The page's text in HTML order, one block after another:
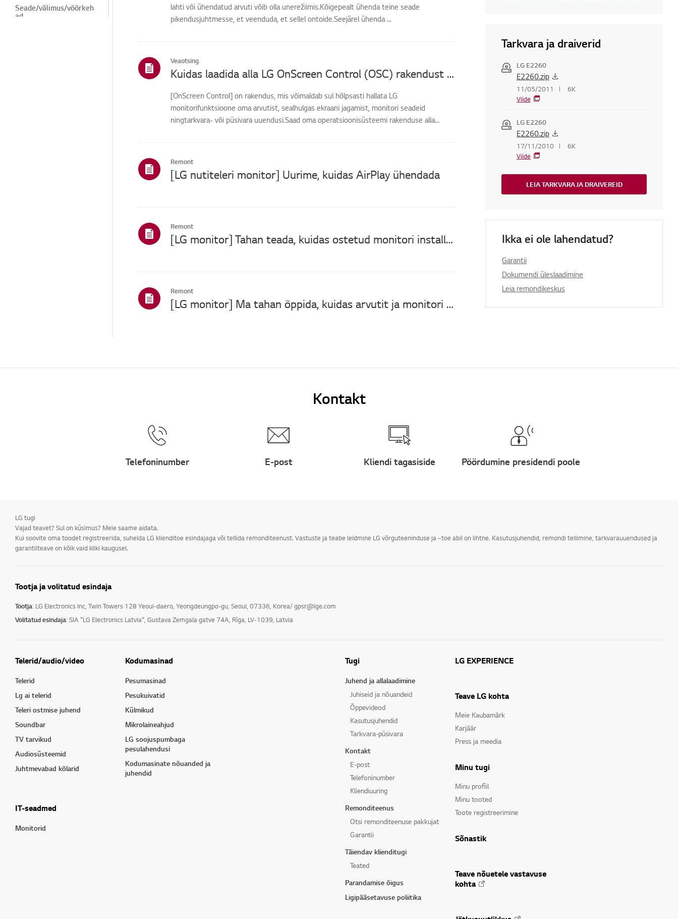
Seade/välimus/võõrkeh
ad
lahti või ühendatud arvuti võib olla unerežiimis.Kõigepealt ühenda teine seade
pikendusjuhtmesse, et veenduda, et sellel ontoide.Seejärel ühenda ...
Veaotsing
Kuidas laadida alla LG OnScreen Control (OSC) rakendust ja uuendada monitori tarkvara või püsivara
[OnScreen Control] on rakendus, mis võimaldab sul hõlpsasti hallata LG
monitorifunktsioone oma arvutist, sealhulgas ekraani jagamist, monitori seadeid
ningtarkvara- või püsivara uuendusi.Saad oma operatsioonisüsteemi rakenduse alla
Remont
[LG nutiteleri monitor] Uurime, kuidas AirPlay ühendada
Remont
[LG monitor] Tahan teada, kuidas ostetud monitori installida.
Remont
[LG monitor] Ma tahan õppida, kuidas arvutit ja monitori ühendada.
Tarkvara ja draiverid
LG E2260
E2260.zip
11/05/2011
6K
Viide
LG E2260
E2260.zip
17/11/2010
6K
Viide
LEIA TARKVARA JA DRAIVEREID
Ikka ei ole lahendatud?
Garantii
Dokumendi üleslaadimine
Leia remondikeskus
Kontakt
Telefoninumber E-post Kliendi tagasiside Pöördumine presidendi poole
LG tugi
Vajad teavet? Sul on küsimus? Meie saame aidata.
Kui soovite oma toodet registreerida, suhelda LG klienditoe esindajaga või tellida remonditeenust. Vastuste ja teabe leidmine LG võrguteeninduse ja –toe abil on lihtne. Kasutusjuhendid, remondi tellimine, tarkvarauuendused ja
garantiiteave on kõik vaid kliki kaugusel.
Tootja ja volitatud esindaja
Tootja: LG Electronics Inc, Twin Towers 128 Yeoui-daero, Yeongdeungpo-gu, Seoul, 07336, Korea/ gpsr@lge.com
Volitatud esindaja: SIA "LG Electronics Latvia", Gustava Zemgala gatve 74A, Rīga, LV-1039, Latvia
Telerid/audio/video
Telerid
Lg ai telerid
Teleri ostmise juhend
Soundbar
TV tarvikud
Audiosüsteemid
Juhtmevabad kõlarid
Kodumasinad
Pesumasinad
Pesukuivatid
Külmikud
Mikrolaineahjud
LG soojuspumbaga
pesulahendusi
Kodumasinate nõuanded ja
juhendid
IT-seadmed
Monitorid
Tugi
Juhend ja allalaadimine
Juhiseid ja nõuandeid
Õppevideod
Kasutusjuhendid
Tarkvara-püsivara
Kontakt
E-post
Telefoninumber
Kliendiuuring
Remonditeenus
Otsi remonditeenuse pakkujat
Garantii
Täiendav klienditugi
Teated
Parandamise õigus
Ligipääsetavuse poliitika
LG EXPERIENCE
Teave LG kohta
Meie Kaubamärk
Karjäär
Press ja meedia
Minu tugi
Minu profiil
Minu tooted
Toote registreerimine
Sõnastik
Teave nõuetele vastavuse
kohta